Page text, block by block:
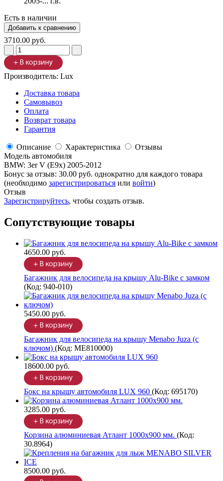
Есть в наличии
3710.00 руб.
Производитель: Lux
Доставка товара
Самовывоз
Оплата
Возврат товара
Гарантия
Описание Характеристика
Отзывы
Модель автомобиля
BMW: 3er V (E9x) 2005-2012
Бонус за отзыв: 30.00 руб. однократно для каждого товара
(необходимо зарегистрироваться или войти)
Отзыв
Зарегистрируйтесь, чтобы создать отзыв.
Сопутствующие товары
4650.00 руб.
Багажник для велосипеда на крышу Alu-Bike с замком
(Код: 940-010)
5450.00 руб.
Багажник для велосипеда на крышу Menabo Juza (с
ключом) (Код: ME810000)
18600.00 руб.
Бокс на крышу автомобиля LUX 960 (Код: 695170)
3285.00 руб.
Корзина алюминиевая Атлант 1000х900 мм. (Код:
30.8964)
8500.00 руб.